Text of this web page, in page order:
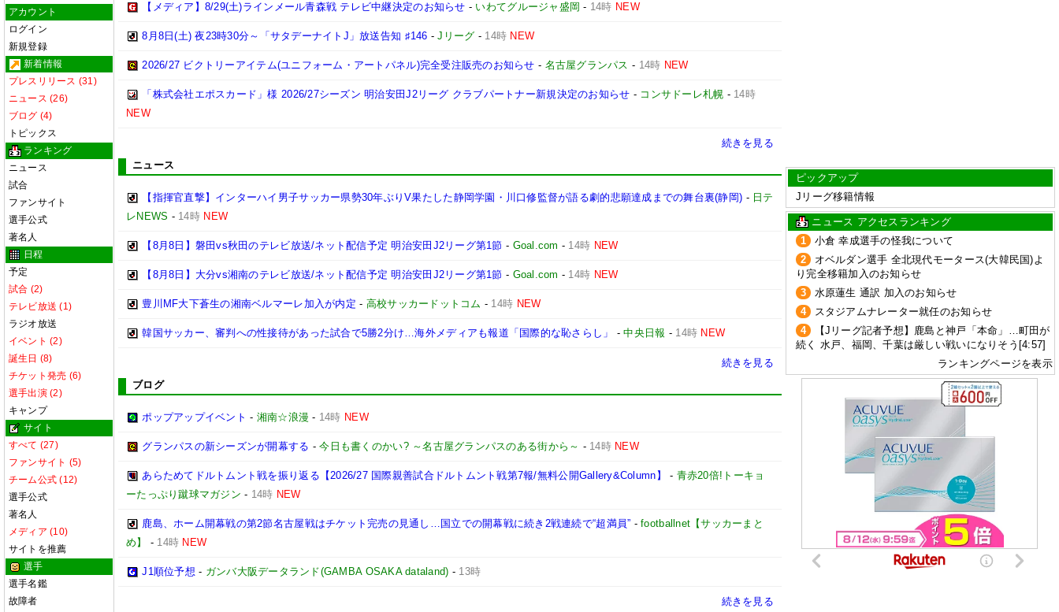
アカウント
ログイン
新規登録
新着情報
プレスリリース (31)
ニュース (26)
ブログ (4)
トピックス
ランキング
ニュース
試合
ファンサイト
選手公式
著名人
日程
予定
試合 (2)
テレビ放送 (1)
ラジオ放送
イベント (2)
誕生日 (8)
チケット発売 (6)
選手出演 (2)
キャンプ
サイト
すべて (27)
ファンサイト (5)
チーム公式 (12)
選手公式
著名人
メディア (10)
サイトを推薦
選手
選手名鑑
故障者
【メディア】8/29(土)ラインメール青森戦 テレビ中継決定のお知らせ - いわてグルージャ盛岡 - 14時 NEW
8月8日(土) 夜23時30分～「サタデーナイトJ」放送告知 ♯146 -Jリーグ - 14時 NEW
2026/27 ビクトリーアイテム(ユニフォーム・アートパネル)完全受注販売のお知らせ - 名古屋グランパス - 14時 NEW
「株式会社エポスカード」様 2026/27シーズン 明治安田J2リーグ クラブパートナー新規決定のお知らせ - コンサドーレ札幌 - 14時
NEW
続きを見る
ニュース
【指揮官直撃】インターハイ男子サッカー県勢30年ぶりV果たした静岡学園・川口修監督が語る劇的悲願達成までの舞台裏(静岡) - 日テ
レNEWS - 14時 NEW
【8月8日】磐田vs秋田のテレビ放送/ネット配信予定 明治安田J2リーグ第1節 - Goal.com - 14時 NEW
【8月8日】大分vs湘南のテレビ放送/ネット配信予定 明治安田J2リーグ第1節 - Goal.com - 14時 NEW
豊川MF大下蒼生の湘南ベルマーレ加入が内定 - 高校サッカードットコム - 14時 NEW
韓国サッカー、審判への性接待があった試合で5勝2分け…海外メディアも報道「国際的な恥さらし」 -中央日報 - 14時 NEW
続きを見る
ブログ
ポップアップイベント - 湘南☆浪漫 - 14時 NEW
グランパスの新シーズンが開幕する -今日も書くのかい? ～名古屋グランパスのある街から～ - 14時 NEW
あらためてドルトムント戦を振り返る【2026/27 国際親善試合ドルトムント戦第7報/無料公開Gallery&Column】 - 青赤20倍!トーキョ
ーたっぷり蹴球マガジン - 14時 NEW
鹿島、ホーム開幕戦の第2節名古屋戦はチケット完売の見通し…国立での開幕戦に続き2戦連続で“超満員” -footballnet【サッカーまと
め】
- 14時 NEW
J1順位予想 - ガンバ大阪データランド(GAMBA OSAKA dataland) - 13時
続きを見る
ピックアップ
Jリーグ移籍情報
ニュース アクセスランキング
1
小倉 幸成選手の怪我について
2
オベルダン選手 全北現代モータース(大韓民国)よ
り完全移籍加入のお知らせ
3
水原蓮生 通訳 加入のお知らせ
4
スタジアムナレーター就任のお知らせ
4
【Jリーグ記者予想】鹿島と神戸「本命」…町田が
続く 水戸、福岡、千葉は厳しい戦いになりそう[4:57]
ランキングページを表示